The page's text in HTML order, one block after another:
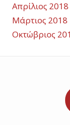
Απρίλιος 2018
Μάρτιος 2018
Οκτώβριος